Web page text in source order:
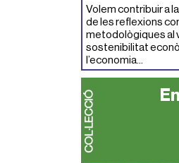
Volem contribuir a
de les reflexions
metodològiques al
sostenibilitat
l’economia...
COL·LECCIÓ